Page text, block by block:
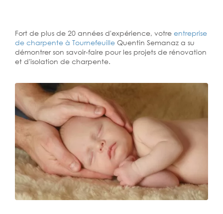
Fort de plus de 20 années d'expérience, votre entreprise
de charpente à Tournefeuille Quentin Semanaz a su
démontrer son savoir-faire pour les projets de rénovation
et d'isolation de charpente.